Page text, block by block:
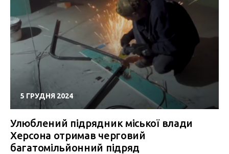
5 ГРУДНЯ 2024
Улюблений підрядник міської влади
Херсона отримав черговий
багатомільйонний підряд